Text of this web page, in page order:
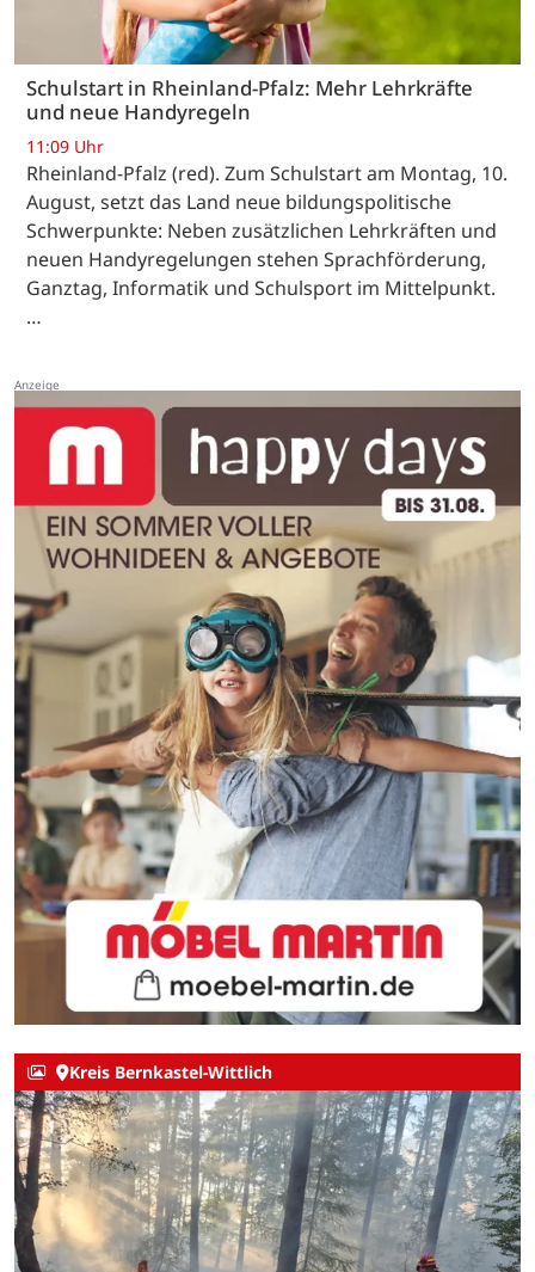
Schulstart in Rheinland-Pfalz: Mehr Lehrkräfte
und neue Handyregeln
11:09 Uhr
Rheinland-Pfalz (red). Zum Schulstart am Montag, 10.
August, setzt das Land neue bildungspolitische
Schwerpunkte: Neben zusätzlichen Lehrkräften und
neuen Handyregelungen stehen Sprachförderung,
Ganztag, Informatik und Schulsport im Mittelpunkt.
…
Kreis Bernkastel-Wittlich